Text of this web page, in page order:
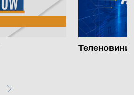
Теленовини